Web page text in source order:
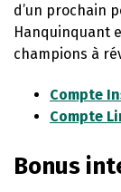
d’un prochain
Hanquinquant
champions à
Compte
Compte
Bonus